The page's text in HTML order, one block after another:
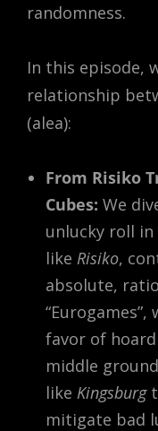
randomness.
In this episode,
relationship
(alea):
From Risiko
Cubes: We
unlucky roll
like Risiko,
absolute,
favor of
middle
like Kingsburg
mitigate bad